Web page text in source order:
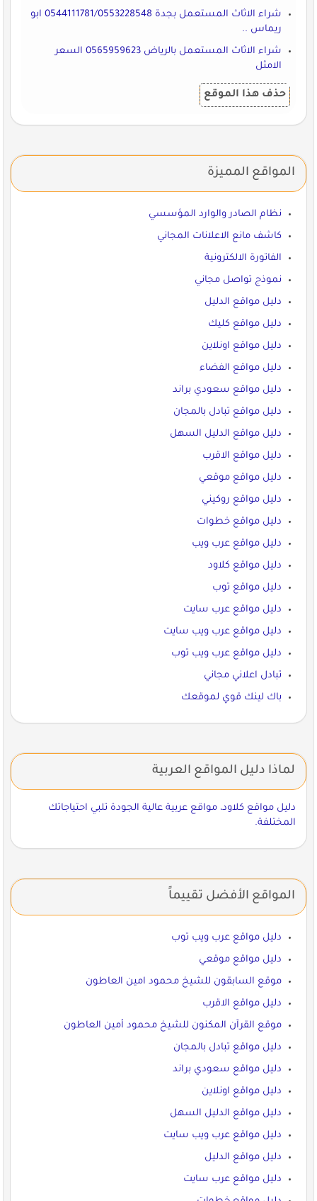
شراء الاثاث المستعمل بجدة 0544111781/0553228548 ابو
ريماس ..
شراء الاثاث المستعمل بالرياض 0565959623 السعر
الامثل
حذف هذا الموقع
المواقع المميزة
نظام الصادر والوارد المؤسسي
كاشف مانع الاعلانات المجاني
الفاتورة الالكترونية
نموذج تواصل مجاني
دليل مواقع الدليل
دليل مواقع كليك
دليل مواقع اونلاين
دليل مواقع الفضاء
دليل مواقع سعودي براند
دليل مواقع تبادل بالمجان
دليل مواقع الدليل السهل
دليل مواقع الاقرب
دليل مواقع موقعي
دليل مواقع روكيني
دليل مواقع خطوات
دليل مواقع عرب ويب
دليل مواقع كلاود
دليل مواقع توب
دليل مواقع عرب سايت
دليل مواقع عرب ويب سايت
دليل مواقع عرب ويب توب
تبادل اعلاني مجاني
باك لينك قوي لموقعك
لماذا دليل المواقع العربية
دليل مواقع كلاود، مواقع عربية عالية الجودة تلبي احتياجاتك
المختلفة.
المواقع الأفضل تقييماً
دليل مواقع عرب ويب توب
دليل مواقع موقعي
موقع السابقون للشيخ محمود امين العاطون
دليل مواقع الاقرب
موقع القرآن المكنون للشيخ محمود أمين العاطون
دليل مواقع تبادل بالمجان
دليل مواقع سعودي براند
دليل مواقع اونلاين
دليل مواقع الدليل السهل
دليل مواقع عرب ويب سايت
دليل مواقع الدليل
دليل مواقع عرب سايت